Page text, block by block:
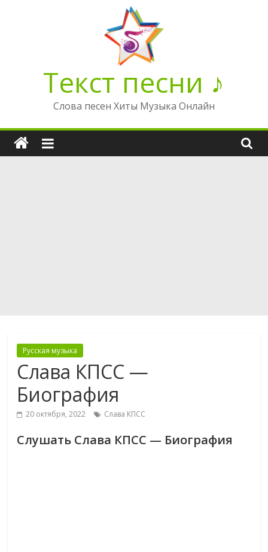
Текст песни ♪
Слова песен Хиты Музыка Онлайн
Русская музыка
Слава КПСС —
Биография
20 октября, 2022 Слава КПСС
Слушать Слава КПСС — Биография